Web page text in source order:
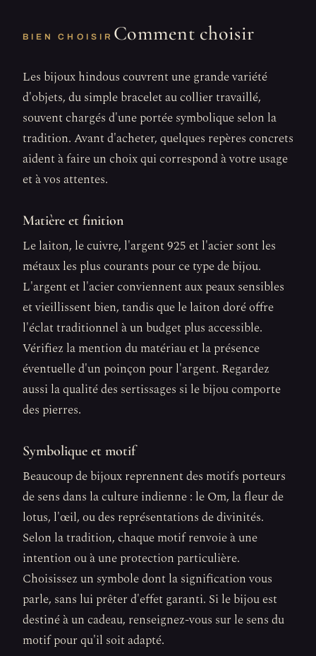
BIEN CHOISIR Comment choisir
Les bijoux hindous couvrent une grande variété
d'objets, du simple bracelet au collier travaillé,
souvent chargés d'une portée symbolique selon la
tradition. Avant d'acheter, quelques repères concrets
aident à faire un choix qui correspond à votre usage
et à vos attentes.
Matière et finition
Le laiton, le cuivre, l'argent 925 et l'acier sont les
métaux les plus courants pour ce type de bijou.
L'argent et l'acier conviennent aux peaux sensibles
et vieillissent bien, tandis que le laiton doré offre
l'éclat traditionnel à un budget plus accessible.
Vérifiez la mention du matériau et la présence
éventuelle d'un poinçon pour l'argent. Regardez
aussi la qualité des sertissages si le bijou comporte
des pierres.
Symbolique et motif
Beaucoup de bijoux reprennent des motifs porteurs
de sens dans la culture indienne : le Om, la fleur de
lotus, l'œil, ou des représentations de divinités.
Selon la tradition, chaque motif renvoie à une
intention ou à une protection particulière.
Choisissez un symbole dont la signification vous
parle, sans lui prêter d'effet garanti. Si le bijou est
destiné à un cadeau, renseignez-vous sur le sens du
motif pour qu'il soit adapté.